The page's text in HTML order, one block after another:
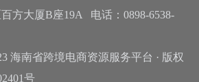
方大厦B座19A 电话：0898-6538-
海南省跨境电商资源服务平台 · 版权
号